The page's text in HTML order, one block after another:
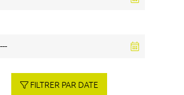
FILTRER PAR DATE